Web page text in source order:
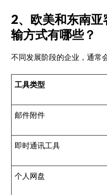
2、欧美和东南
输方式有哪些？
不同发展阶段的企业，通常
工具类型
邮件附件
即时通讯工具
个人网盘